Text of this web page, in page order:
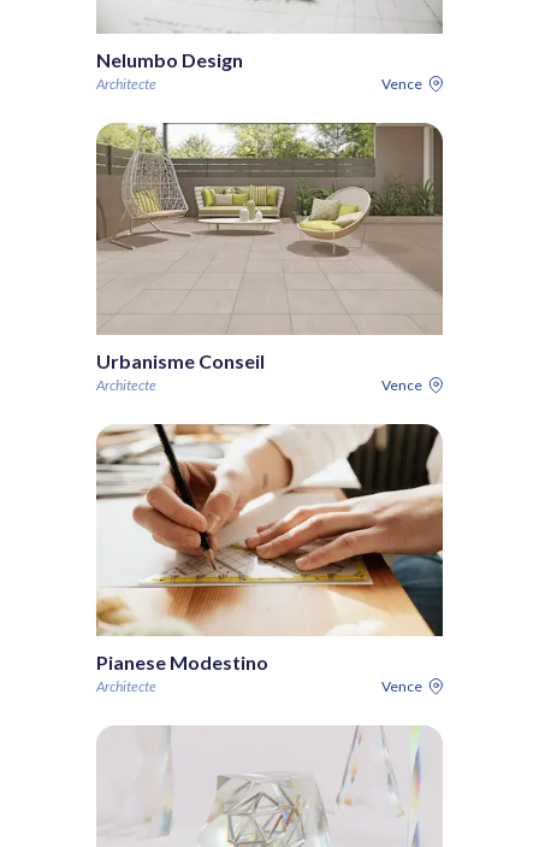
Nelumbo Design
Architecte Vence
Urbanisme Conseil
Architecte Vence
Pianese Modestino
Architecte Vence